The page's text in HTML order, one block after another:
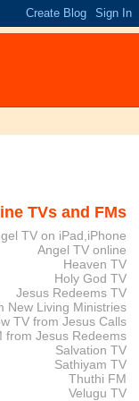
TVs and FMs
TV on iPad,iPhone
Angel TV online
Heaven TV
Holy God TV
Jesus Redeems TV
New Living Ministries
TV from Jesus Calls
from Jesus Redeems
Salvation TV
Sathiyam TV
Thuthi FM
Velugu TV